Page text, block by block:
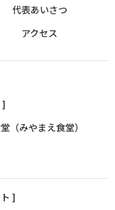
代表あいさつ
アクセス
]
（みやまえ食堂）
]